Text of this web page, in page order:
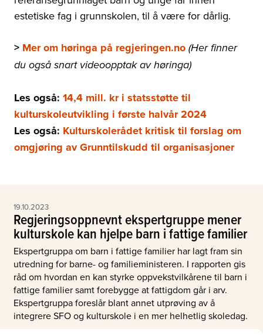
estetiske fag i grunnskolen, til å være for dårlig.
> Mer om høringa på regjeringen.no (Her finner
du også snart videoopptak av høringa)
Les også: 14,4 mill. kr i statsstøtte til
kulturskoleutvikling i første halvår 2024
Les også: Kulturskolerådet kritisk til forslag om
omgjøring av Grunntilskudd til organisasjoner
19.10.2023
Regjeringsoppnevnt ekspertgruppe mener
kulturskole kan hjelpe barn i fattige familier
Ekspertgruppa om barn i fattige familier har lagt fram sin
utredning for barne- og familieministeren. I rapporten gis
råd om hvordan en kan styrke oppvekstvilkårene til barn i
fattige familier samt forebygge at fattigdom går i arv.
Ekspertgruppa foreslår blant annet utprøving av å
integrere SFO og kulturskole i en mer helhetlig skoledag.